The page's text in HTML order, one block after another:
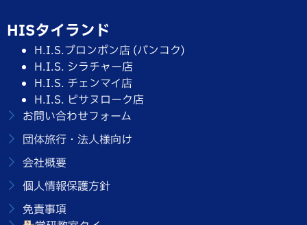
HISタイランド
H.I.S.プロンポン店 (バンコク)
H.I.S. シラチャー店
H.I.S. チェンマイ店
H.I.S. ピサヌローク店
お問い合わせフォーム
団体旅行・法人様向け
会社概要
個人情報保護方針
免責事項